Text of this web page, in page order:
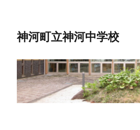
神河町立神河中学校